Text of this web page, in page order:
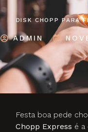
DISK CHOPP PARA
ADMIN
Festa boa pede
Chopp Express é a